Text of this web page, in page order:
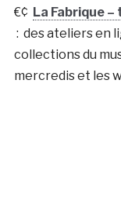
€¢ La Fabrique
: des ateliers en
collections du
mercredis et les